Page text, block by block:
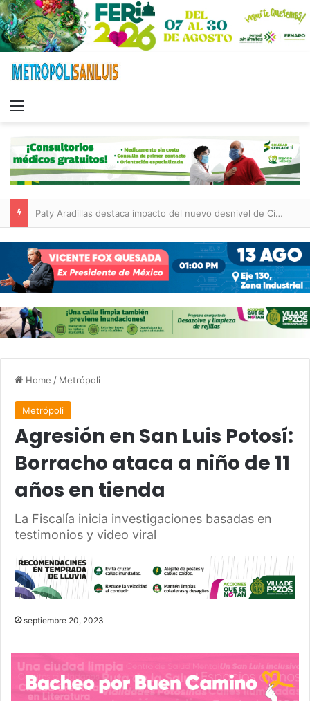
Paty Aradillas destaca impacto del nuevo desnivel de Circuito Potosí en la movilidad de Villa de Pozos
Home / Metrópoli
Metrópoli
Agresión en San Luis Potosí:
Borracho ataca a niño de 11
años en tienda
La Fiscalía inicia investigaciones basadas en
testimonios y video viral
septiembre 20, 2023